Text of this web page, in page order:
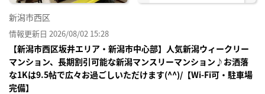
新潟市西区
情報更新日 2026/08/02 15:28
【新潟市西区坂井エリア・新潟市中心部】人気新潟ウィークリー
マンション、長期割引可能な新潟マンスリーマンション♪お洒落
な1Kは9.5帖で広々お過ごしいただけます(^^)/【Wi-Fi可・駐車場
完備】